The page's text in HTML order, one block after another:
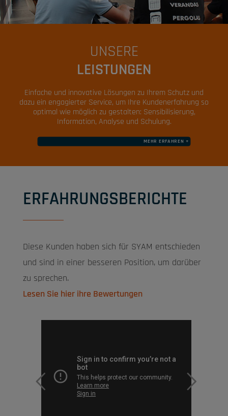
UNSERE
LEISTUNGEN
Einfache und innovative Lösungen zu Ihrem Schutz und
dazu ein engagierter Service, um Ihre Kundenerfahrung so
optimal wie möglich zu gestalten: Sensibilisierung,
Information, Analyse und Schulung.
MEHR ERFAHREN +
ERFAHRUNGSBERICHTE
Diese Kunden haben sich für SYAM entschieden
und sind in einer besseren Position, um darüber
zu sprechen.
Lesen Sie hier ihre Bewertungen